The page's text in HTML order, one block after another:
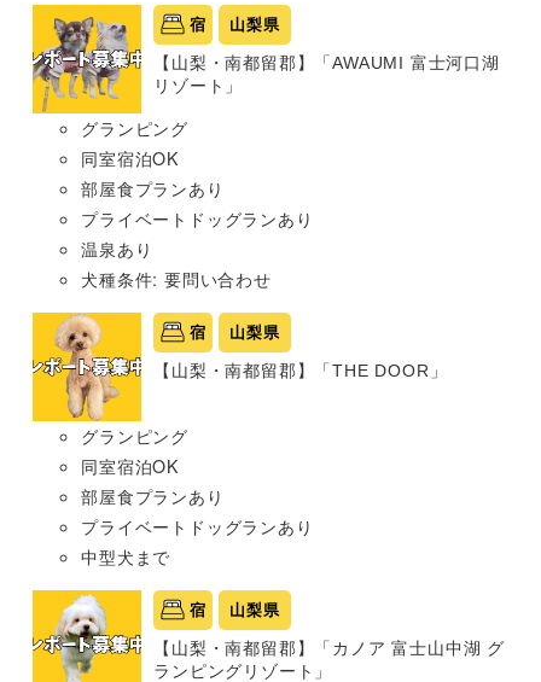
宿 山梨県
【山梨・南都留郡】「AWAUMI 富士河口湖
リゾート」
グランピング
同室宿泊OK
部屋食プランあり
プライベートドッグランあり
温泉あり
犬種条件: 要問い合わせ
宿 山梨県
【山梨・南都留郡】「THE DOOR」
グランピング
同室宿泊OK
部屋食プランあり
プライベートドッグランあり
中型犬まで
宿 山梨県
【山梨・南都留郡】「カノア 富士山中湖 グ
ランピングリゾート」